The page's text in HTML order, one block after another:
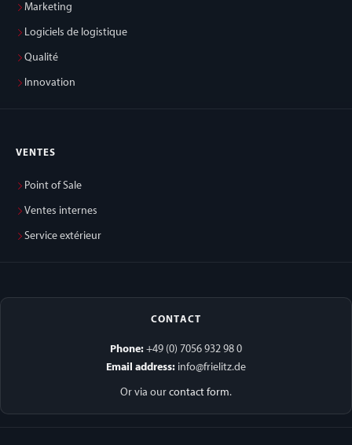
Marketing
Logiciels de logistique
Qualité
Innovation
VENTES
Point of Sale
Ventes internes
Service extérieur
CONTACT
Phone: +49 (0) 7056 932 98 0
Email address: info@frielitz.de
Or via our contact form.